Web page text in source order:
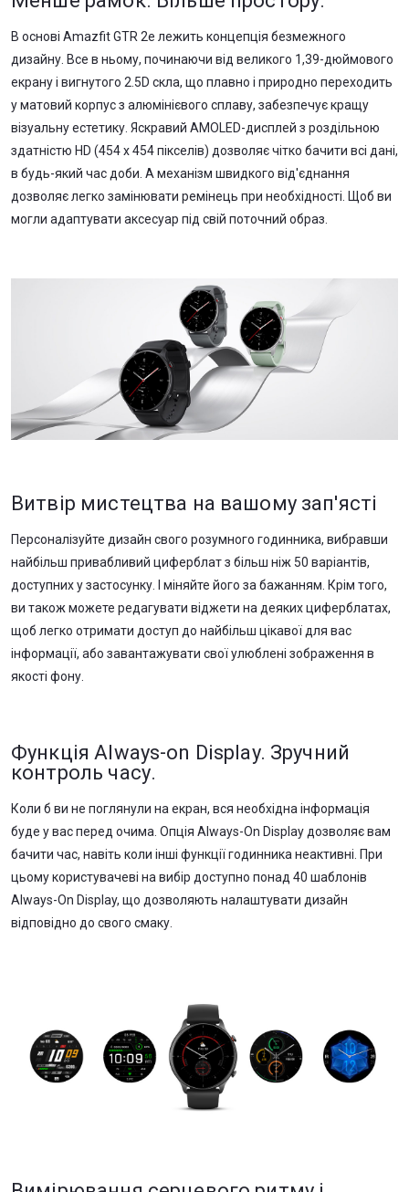
В основі Amazfit GTR 2e лежить концепція безмежного
дизайну. Все в ньому, починаючи від великого 1,39-дюймового
екрану і вигнутого 2.5D скла, що плавно і природно переходить
у матовий корпус з алюмінієвого сплаву, забезпечує кращу
візуальну естетику. Яскравий AMOLED-дисплей з роздільною
здатністю HD (454 x 454 пікселів) дозволяє чітко бачити всі дані,
в будь-який час доби. А механізм швидкого від'єднання
дозволяє легко замінювати ремінець при необхідності. Щоб ви
могли адаптувати аксесуар під свій поточний образ.
Витвір мистецтва на вашому зап'ясті
Персоналізуйте дизайн свого розумного годинника, вибравши
найбільш привабливий циферблат з більш ніж 50 варіантів,
доступних у застосунку. І міняйте його за бажанням. Крім того,
ви також можете редагувати віджети на деяких циферблатах,
щоб легко отримати доступ до найбільш цікавої для вас
інформації, або завантажувати свої улюблені зображення в
якості фону.
Функція Always-on Display. Зручний
контроль часу.
Коли б ви не поглянули на екран, вся необхідна інформація
буде у вас перед очима. Опція Always-On Display дозволяє вам
бачити час, навіть коли інші функції годинника неактивні. При
цьому користувачеві на вибір доступно понад 40 шаблонів
Always-On Display, що дозволяють налаштувати дизайн
відповідно до свого смаку.